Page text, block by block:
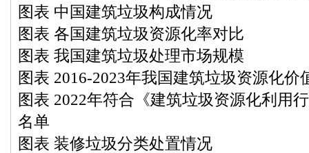
图表 中国建筑垃圾构成情况
图表 各国建筑垃圾资源化率对比
图表 我国建筑垃圾处理市场规模
图表 2016-2023年我国建筑垃圾资源化价
图表 2022年符合《建筑垃圾资源化利用
名单
图表 装修垃圾分类处置情况